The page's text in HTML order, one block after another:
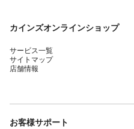
カインズオンラインショップ
サービス一覧
サイトマップ
店舗情報
お客様サポート